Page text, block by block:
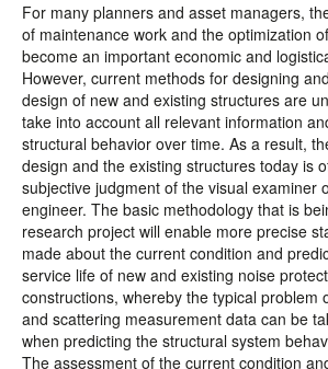
For many planners and asset managers,
of maintenance work and the optimization
become an important economic and
However, current methods for designing
design of new and existing structures are
take into account all relevant information
structural behavior over time. As a result,
design and the existing structures today is
subjective judgment of the visual examiner
engineer. The basic methodology that is
research project will enable more precise
made about the current condition and
service life of new and existing noise
constructions, whereby the typical problem
and scattering measurement data can be
when predicting the structural system
The assessment of the current condition